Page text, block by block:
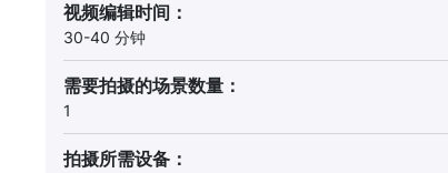
视频编辑时间：
30-40 分钟
需要拍摄的场景数量：
1
拍摄所需设备：